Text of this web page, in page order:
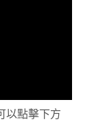
以點擊下方